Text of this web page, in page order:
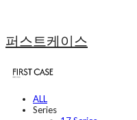
퍼스트케이스
ALL
Series